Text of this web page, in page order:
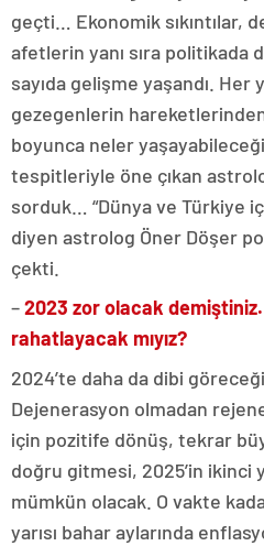
geçti… Ekonomik sıkıntılar,
afetlerin yanı sıra politikada
sayıda gelişme yaşandı. Her
gezegenlerin hareketlerinden
boyunca neler
tespitleriyle öne çıkan
sorduk… “Dünya ve Türkiye
diyen astrolog Öner Döşer
çekti.
–2023 zor olacak demiştiniz.
rahatlayacak mıyız?
2024’te daha da dibi
Dejenerasyon olmadan
için pozitife dönüş, tekrar
doğru gitmesi, 2025’in ikinci
mümkün olacak. O vakte
yarısı bahar aylarında